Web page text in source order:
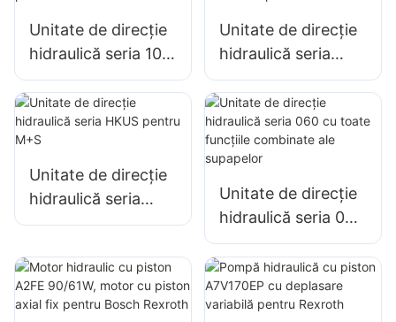
Unitate de direcție
hidraulică seria 101
tip Eaton pentru
tractor
Unitate de direcție
hidraulică seria
OSPC LS cu orificiu
LS pentru Danfoss
Unitate de direcție
hidraulică seria
HKUS pentru M+S
Unitate de direcție
hidraulică seria 060
cu toate funcțiile
combinate ale
supapelor